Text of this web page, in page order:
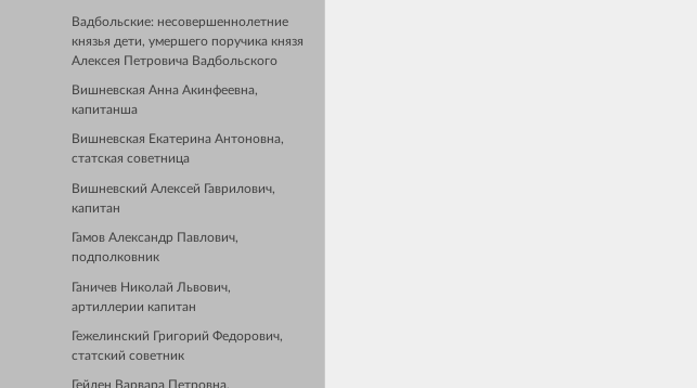
Вадбольские: несовершеннолетние
князья дети, умершего поручика князя
Алексея Петровича Вадбольского
Вишневская Анна Акинфеевна,
капитанша
Вишневская Екатерина Антоновна,
статская советница
Вишневский Алексей Гаврилович,
капитан
Гамов Александр Павлович,
подполковник
Ганичев Николай Львович,
артиллерии капитан
Гежелинский Григорий Федорович,
статский советник